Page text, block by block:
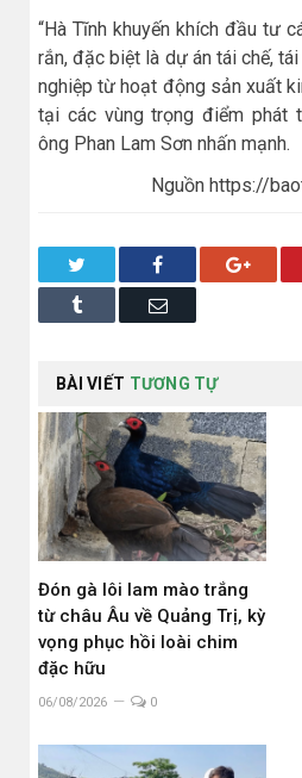
“Hà Tĩnh khuyến khích đầu tư
rắn, đặc biệt là dự án tái chế,
nghiệp từ hoạt động sản xuất
tại các vùng trọng điểm phát
ông Phan Lam Sơn nhấn mạnh.
Nguồn https://
Facebook
Tumblr Email
BÀI VIẾT TƯƠNG TỰ
Đón gà lôi lam mào trắng
từ châu Âu về Quảng Trị, kỳ
vọng phục hồi loài chim
đặc hữu
06/08/2026 0